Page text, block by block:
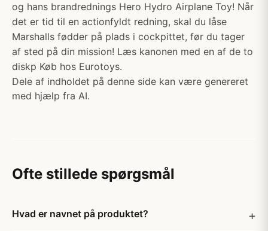
og hans brandrednings Hero Hydro Airplane Toy! Når
det er tid til en actionfyldt redning, skal du låse
Marshalls fødder på plads i cockpittet, før du tager
af sted på din mission! Læs kanonen med en af de to
diskp Køb hos Eurotoys.
Dele af indholdet på denne side kan være genereret
med hjælp fra AI.
Ofte stillede spørgsmål
Hvad er navnet på produktet?